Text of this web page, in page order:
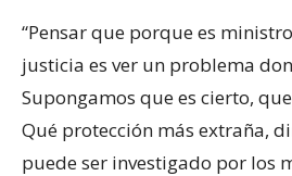
“Pensar que porque es
justicia es ver un problema
Supongamos que es cierto,
Qué protección más extraña,
puede ser investigado por los